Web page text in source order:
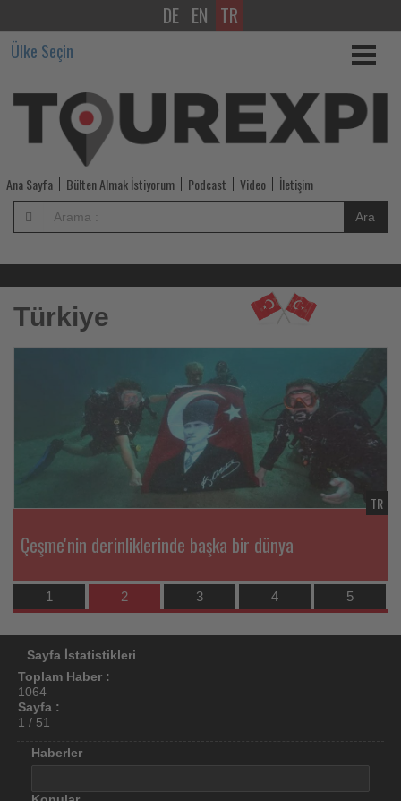
Tourexpi,
sizler
için
turizmde
olup
bitenleri
takip
ediyor!
Tourexpi,
turizmde
takip
ediyor!
DE EN TR
Ülke Seçin
Ana Sayfa Bülten Almak İstiyorum Podcast Video İletişim
Ara
Türkiye
Çeşme'nin derinliklerinde başka bir dünya
TR
1 2 3 4 5
Sayfa İstatistikleri
Toplam Haber :
1064
Sayfa :
1 / 51
Haberler